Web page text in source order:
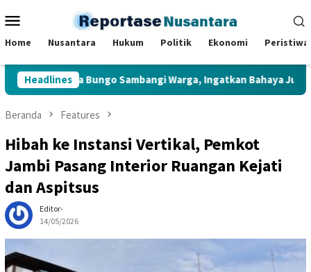
ke
Mobile
Home Nusantara Hukum Politik Ekonomi Peristiwa
Headlines
Muara Bungo Sambangi Warga, Ingatkan Bahaya Judi Online
Beranda Features
Hibah ke Instansi Vertikal, Pemkot
Jambi Pasang Interior Ruangan Kejati
dan Aspitsus
Editor-
14/05/2026